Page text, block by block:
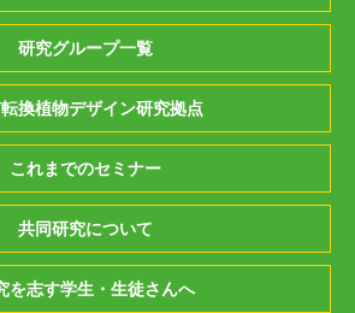
研究グループ一覧
換植物デザイン研究拠点
これまでのセミナー
共同研究について
を志す学生・生徒さんへ